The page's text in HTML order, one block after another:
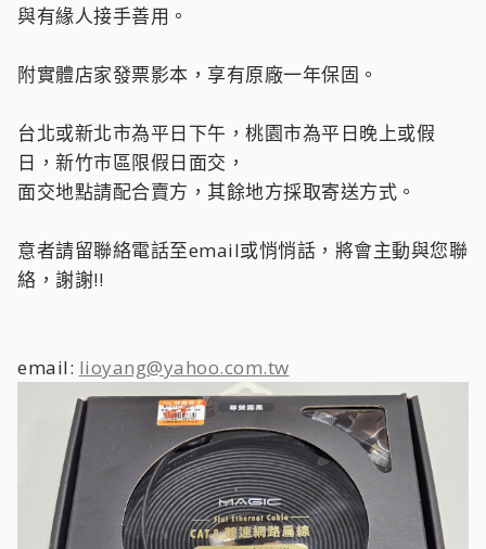
與有緣人接手善用。
附實體店家發票影本，享有原廠一年保固。
台北或新北市為平日下午，桃園市為平日晚上或假
日，新竹市區限假日面交，
面交地點請配合賣方，其餘地方採取寄送方式。
意者請留聯絡電話至email或悄悄話，將會主動與您聯
絡，謝謝!!
email: lioyang@yahoo.com.tw